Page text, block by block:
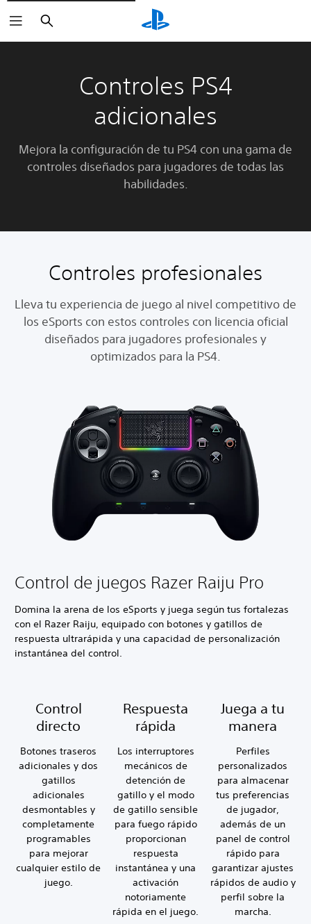
Buscar
Controles PS4
adicionales
Mejora la configuración de tu PS4 con una gama de
controles diseñados para jugadores de todas las
habilidades.
Controles profesionales
Lleva tu experiencia de juego al nivel competitivo de
los eSports con estos controles con licencia oficial
diseñados para jugadores profesionales y
optimizados para la PS4.
Control de juegos Razer Raiju Pro
Domina la arena de los eSports y juega según tus fortalezas
con el Razer Raiju, equipado con botones y gatillos de
respuesta ultrarápida y una capacidad de personalización
instantánea del control.
Control
directo
Botones traseros
adicionales y dos
gatillos
adicionales
desmontables y
completamente
programables
para mejorar
cualquier estilo de
juego.
Respuesta
rápida
Los interruptores
mecánicos de
detención de
gatillo y el modo
de gatillo sensible
para fuego rápido
proporcionan
respuesta
instantánea y una
activación
notoriamente
rápida en el juego.
Juega a tu
manera
Perfiles
personalizados
para almacenar
tus preferencias
de jugador,
además de un
panel de control
rápido para
garantizar ajustes
rápidos de audio y
perfil sobre la
marcha.